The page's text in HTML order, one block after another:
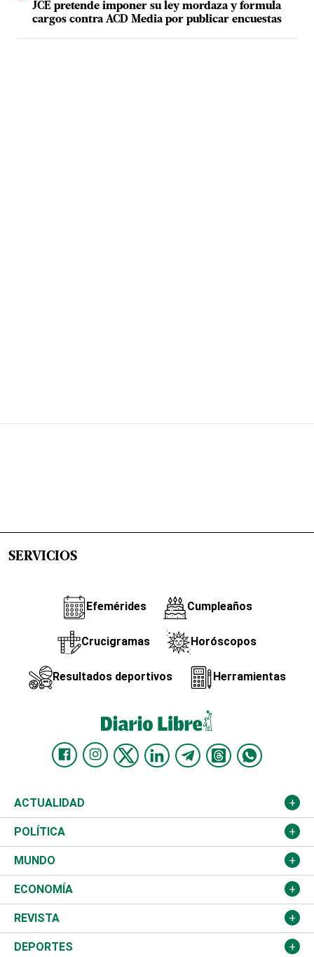
JCE pretende imponer su ley mordaza y formula
cargos contra ACD Media por publicar encuestas
SERVICIOS
Efemérides Cumpleaños
Crucigramas Horóscopos
Resultados deportivos Herramientas
ACTUALIDAD
Nacional
Ciudad
Educación
Salud
Justicia
POLÍTICA
Partidos
JCE
TSE
Congreso Nacional
MUNDO
Estados Unidos
América Latina
Haití
ECONOMÍA
Finanzas
Turismo
REVISTA
Música
DEPORTES